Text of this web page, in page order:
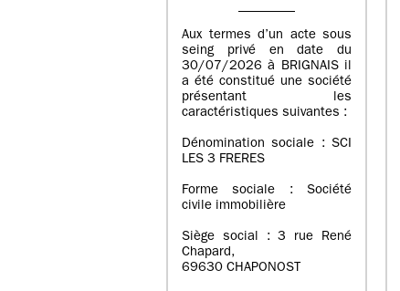
Aux termes d’un acte sous
seing privé en date du
30/07/2026 à BRIGNAIS il
a été constitué une société
présentant les
caractéristiques suivantes :
Dénomination sociale : SCI
LES 3 FRERES
Forme sociale : Société
civile immobilière
Siège social : 3 rue René
Chapard,
69630 CHAPONOST